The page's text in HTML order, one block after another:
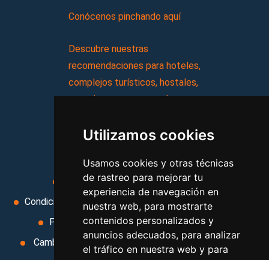
Utilizamos cookies
Usamos cookies y otras técnicas
de rastreo para mejorar tu
experiencia de navegación en
nuestra web, para mostrarte
contenidos personalizados y
anuncios adecuados, para analizar
el tráfico en nuestra web y para
Conócenos pinchando aquí
Descubre nuestras
recomendaciones para hoteles,
complejos turísticos, hostales,
vacaciones, paquetes de
Aviso legal
Condiciones de uso
Condiciones Generales
Ley de Viajes Combinados
Política de privacidad
Uso de cookies
Cambiar preferencias de cookies
Area privada